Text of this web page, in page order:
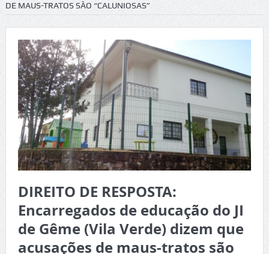
DE MAUS-TRATOS SÃO “CALUNIOSAS”
DIREITO DE RESPOSTA:
Encarregados de educação do JI
de Gême (Vila Verde) dizem que
acusações de maus-tratos são